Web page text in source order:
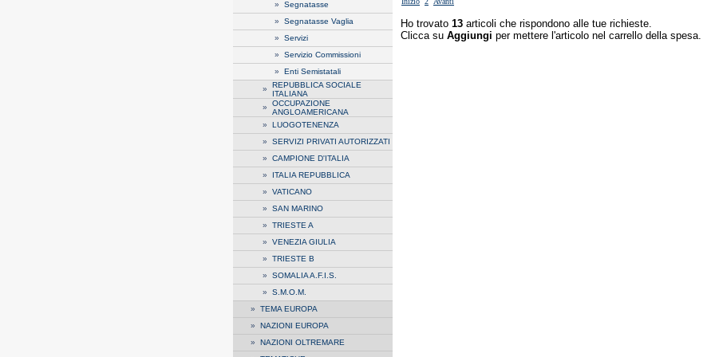
» Segnatasse
» Segnatasse Vaglia
» Servizi
» Servizio Commissioni
» Enti Semistatali
» REPUBBLICA SOCIALE
ITALIANA
» OCCUPAZIONE
ANGLOAMERICANA
» LUOGOTENENZA
» SERVIZI PRIVATI AUTORIZZATI
» CAMPIONE D'ITALIA
» ITALIA REPUBBLICA
» VATICANO
» SAN MARINO
» TRIESTE A
» VENEZIA GIULIA
» TRIESTE B
» SOMALIA A.F.I.S.
» S.M.O.M.
» TEMA EUROPA
» NAZIONI EUROPA
» NAZIONI OLTREMARE
Ho trovato 13 articoli che rispondono alle tue richieste.
Clicca su Aggiungi per mettere l'articolo nel carrello della spesa.